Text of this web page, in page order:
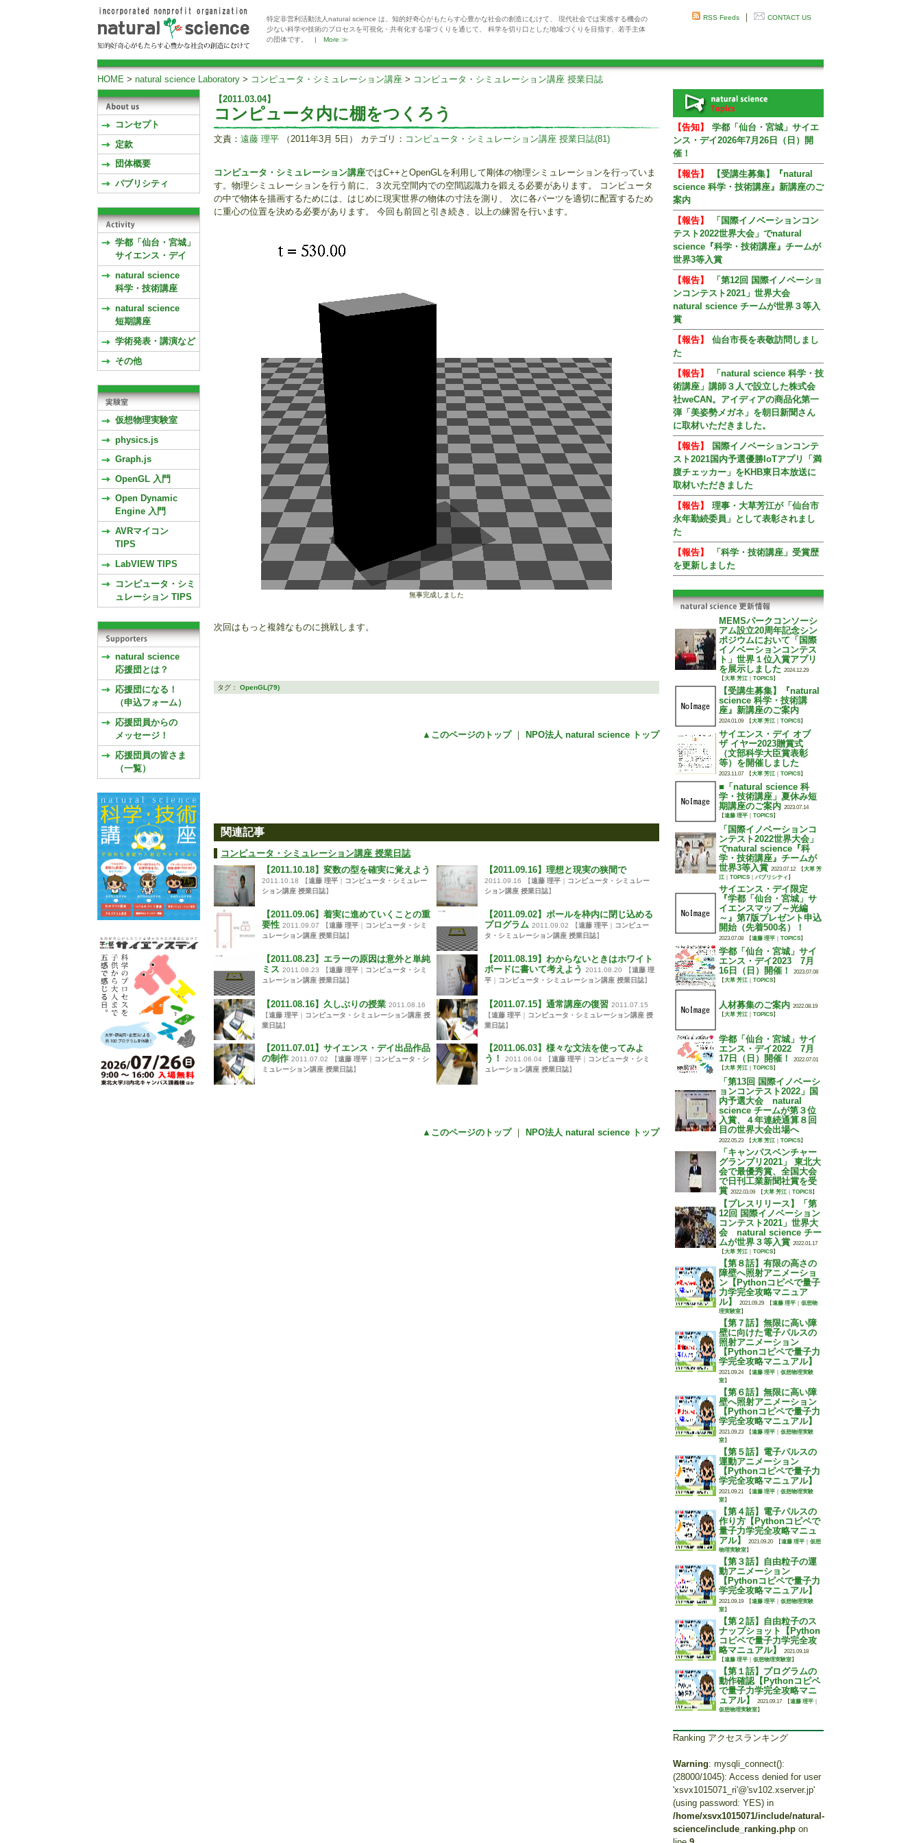
特定非営利活動法人natural science は、知的好奇心がもたらす心豊かな社会の創造にむけて、 現代社会では実感する機会の
少ない科学や技術のプロセスを可視化・共有化する場づくりを通じて、 科学を切り口とした地域づくりを目指す、若手主体
の団体です。 | More ≫
RSS Feeds ｜ CONTACT US
HOME > natural science Laboratory > コンピュータ・シミュレーション講座 > コンピュータ・シミュレーション講座 授業日誌
【2011.03.04】
コンピュータ内に棚をつくろう
文責： 遠藤 理平 （2011年3月 5日） カテゴリ： コンピュータ・シミュレーション講座 授業日誌(81)
コンピュータ・シミュレーション講座ではC++とOpenGLを利用して剛体の物理シミュレーションを行っていま
す。物理シミュレーションを行う前に、３次元空間内での空間認識力を鍛える必要があります。 コンピュータ
の中で物体を描画するためには、はじめに現実世界の物体の寸法を測り、 次に各パーツを適切に配置するため
に重心の位置を決める必要があります。 今回も前回と引き続き、以上の練習を行います。
無事完成しました
次回はもっと複雑なものに挑戦します。
タグ： OpenGL(79)
▲このページのトップ｜ NPO法人 natural science トップ
関連記事
コンピュータ・シミュレーション講座 授業日誌
【2011.10.18】変数の型を確実に覚えよう
2011.10.18 【遠藤 理平
コンピュータ・シミュレー
ション講座 授業日誌】
【2011.09.16】理想と現実の狭間で
2011.09.16 【遠藤 理平
コンピュータ・シミュレー
ション講座 授業日誌】
【2011.09.06】着実に進めていくことの重
要性 2011.09.07 【遠藤 理平
コンピュータ・シミ
ュレーション講座 授業日誌】
【2011.09.02】ボールを枠内に閉じ込める
プログラム 2011.09.02 【遠藤 理平
コンピュー
タ・シミュレーション講座 授業日誌】
【2011.08.23】エラーの原因は意外と単純
ミス 2011.08.23 【遠藤 理平
コンピュータ・シミ
ュレーション講座 授業日誌】
【2011.08.19】わからないときはホワイト
ボードに書いて考えよう
2011.08.20 【遠藤 理
平
コンピュータ・シミュレーション講座 授業日誌】
【2011.08.16】久しぶりの授業 2011.08.16
【遠藤 理平
コンピュータ・シミュレーション講座 授
業日誌】
【2011.07.15】通常講座の復習 2011.07.15
【遠藤 理平
コンピュータ・シミュレーション講座 授
業日誌】
【2011.07.01】サイエンス・デイ出品作品
の制作 2011.07.02 【遠藤 理平
コンピュータ・シ
ミュレーション講座 授業日誌】
【2011.06.03】様々な文法を使ってみよ
う！
2011.06.04 【遠藤 理平
コンピュータ・シミ
ュレーション講座 授業日誌】
▲このページのトップ｜ NPO法人 natural science トップ
コンセプト
定款
団体概要
パブリシティ
学都「仙台・宮城」
サイエンス・デイ
natural science
科学・技術講座
natural science
短期講座
学術発表・講演など
その他
仮想物理実験室
physics.js
Graph.js
OpenGL 入門
Open Dynamic
Engine 入門
AVRマイコン
TIPS
LabVIEW TIPS
コンピュータ・シミ
ュレーション TIPS
natural science
応援団とは？
応援団になる！
（申込フォーム）
応援団員からの
メッセージ！
応援団員の皆さま
（一覧）
【告知】
学都「仙台・宮城」サイエ
ンス・デイ2026年7月26日（日）開
催！
【報告】
【受講生募集】『natural
science 科学・技術講座』新講座のご
案内
【報告】
「国際イノベーションコン
テスト2022世界大会」でnatural
science『科学・技術講座』チームが
世界3等入賞
【報告】
「第12回 国際イノベーショ
ンコンテスト2021」世界大会
natural science チームが世界３等入
賞
【報告】
仙台市長を表敬訪問しまし
た
【報告】
「natural science 科学・技
術講座」講師３人で設立した株式会
社weCAN。アイディアの商品化第一
弾「美姿勢メガネ」を朝日新聞さん
に取材いただきました。
【報告】
国際イノベーションコンテ
スト2021国内予選優勝IoTアプリ「満
腹チェッカー」をKHB東日本放送に
取材いただきました
【報告】
理事・大草芳江が「仙台市
永年勤続委員」として表彰されまし
た
【報告】
「科学・技術講座」受賞歴
を更新しました
MEMSパークコンソーシ
アム設立20周年記念シン
ポジウムにおいて「国際
イノベーションコンテス
ト」世界１位入賞アプリ
を展示しました 2024.12.29
【大草 芳江 TOPICS】
【受講生募集】『natural
science 科学・技術講
座』新講座のご案内
2024.01.09 【大草 芳江 TOPICS】
サイエンス・デイ オブ
ザ イヤー2023贈賞式
（文部科学大臣賞表彰
等）を開催しました
2023.11.07 【大草 芳江 TOPICS】
■「natural science 科
学・技術講座」夏休み短
期講座のご案内 2023.07.14
【遠藤 理平 TOPICS】
「国際イノベーションコ
ンテスト2022世界大会」
でnatural science『科
学・技術講座』チームが
世界3等入賞 2023.07.12 【大草 芳
江
TOPICS パブリシティ 】
サイエンス・デイ限定
『学都「仙台・宮城」サ
イエンスマップ～光編
～』第7版プレゼント申込
開始（先着500名）！
2023.07.08 【遠藤 理平 TOPICS】
学都「仙台・宮城」サイ
エンス・デイ2023 7月
16日（日）開催！
2023.07.08
【大草 芳江 TOPICS】
人材募集のご案内 2022.08.19
【大草 芳江 TOPICS】
学都「仙台・宮城」サイ
エンス・デイ2022 7月
17日（日）開催！
2022.07.01
【大草 芳江 TOPICS】
「第13回 国際イノベーシ
ョンコンテスト2022」国
内予選大会 natural
science チームが第３位
入賞、４年連続通算８回
目の世界大会出場へ
2022.05.23 【大草 芳江 TOPICS】
「キャンパスベンチャー
グランプリ2021」 東北大
会で最優秀賞、全国大会
で日刊工業新聞社賞を受
賞 2022.03.09 【大草 芳江 TOPICS】
【プレスリリース】「第
12回 国際イノベーション
コンテスト2021」世界大
会 natural science チー
ムが世界３等入賞 2022.01.17
【大草 芳江 TOPICS】
【第８話】有限の高さの
障壁へ照射アニメーショ
ン【Pythonコピペで量子
力学完全攻略マニュア
ル】
2021.09.29 【遠藤 理平
仮想物
理実験室】
【第７話】無限に高い障
壁に向けた電子パルスの
照射アニメーション
【Pythonコピペで量子力
学完全攻略マニュアル】
2021.09.24 【遠藤 理平
仮想物理実験
室】
【第６話】無限に高い障
壁へ照射アニメーション
【Pythonコピペで量子力
学完全攻略マニュアル】
2021.09.23 【遠藤 理平
仮想物理実験
室】
【第５話】電子パルスの
運動アニメーション
【Pythonコピペで量子力
学完全攻略マニュアル】
2021.09.21 【遠藤 理平
仮想物理実験
室】
【第４話】電子パルスの
作り方【Pythonコピペで
量子力学完全攻略マニュ
アル】
2021.09.20 【遠藤 理平
仮想
物理実験室】
【第３話】自由粒子の運
動アニメーション
【Pythonコピペで量子力
学完全攻略マニュアル】
2021.09.19 【遠藤 理平
仮想物理実験
室】
【第２話】自由粒子のス
ナップショット【Python
コピペで量子力学完全攻
略マニュアル】
2021.09.18
【遠藤 理平 仮想物理実験室】
【第１話】プログラムの
動作確認【Pythonコピペ
で量子力学完全攻略マニ
ュアル】
2021.09.17 【遠藤 理平
仮想物理実験室】
Ranking アクセスランキング
Warning: mysqli_connect():
(28000/1045): Access denied for user
'xsvx1015071_ri'@'sv102.xserver.jp'
(using password: YES) in
/home/xsvx1015071/include/natural-
science/include_ranking.php on